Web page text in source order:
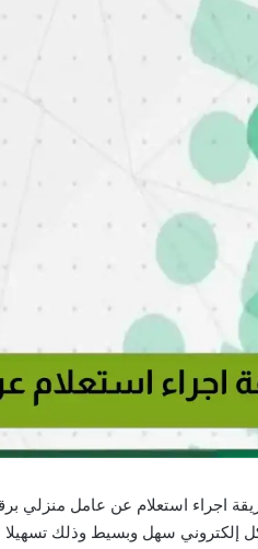
اجراء استعلام عن عامل منزلي
إلكتروني سهل وبسيط وذلك